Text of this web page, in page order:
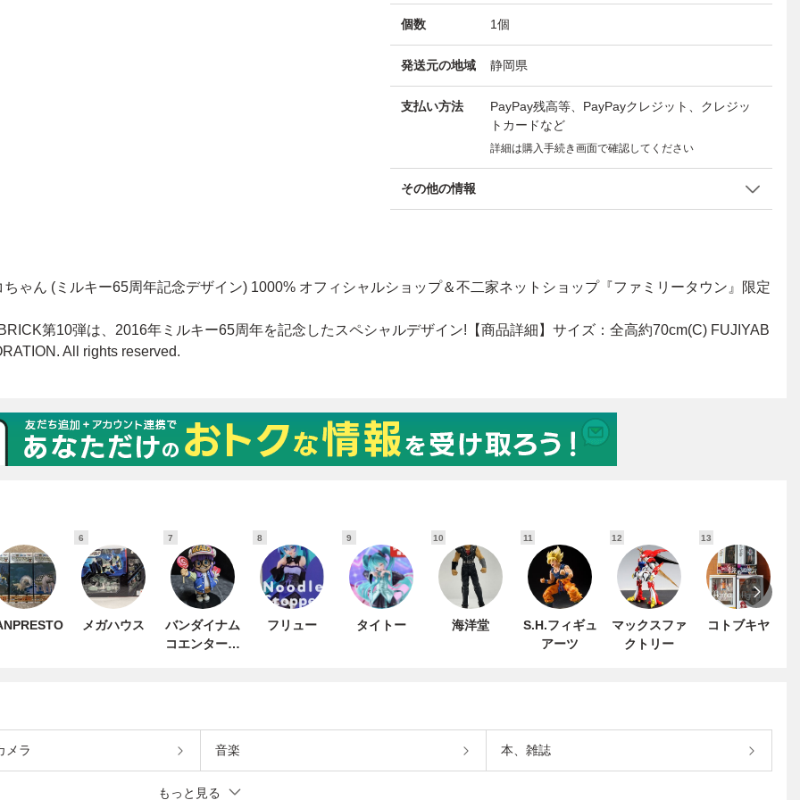
個数 1個
発送元の地域 静岡県
支払い方法
PayPay残高等、PayPayクレジット、クレジッ
トカードなど
詳細は購入手続き画面で確認してください
その他の情報
6
メガハウス
7
バンダイナム
コエンターテ
8
フリュー
9
タイトー
10
海洋堂
11
S.H.フィギュ
アーツ
12
マックスファ
クトリー
13
コトブキヤ
メラ 音楽 本、雑誌
もっと見る